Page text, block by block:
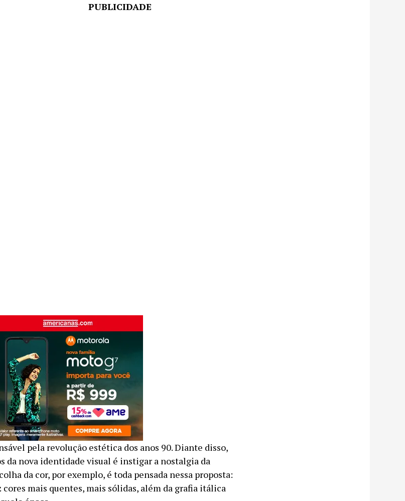
PUBLICIDADE
pela revolução estética dos anos 90. Diante disso,
da nova identidade visual é instigar a nostalgia da
da cor, por exemplo, é toda pensada nessa proposta:
cores mais quentes, mais sólidas, além da grafia itálica